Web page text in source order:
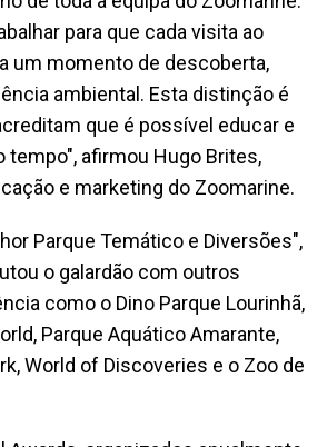
para que cada visita ao
um momento de descoberta,
ambiental. Esta distinção é
que é possível educar e
tempo", afirmou Hugo Brites,
e marketing do Zoomarine.
Parque Temático e Diversões",
o galardão com outros
como o Dino Parque Lourinhã,
Parque Aquático Amarante,
World of Discoveries e o Zoo de